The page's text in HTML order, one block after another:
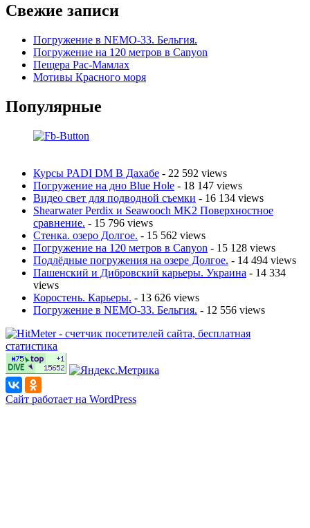
Свежие записи
Погружение в NEMO-33. Бельгия.
Погружение на 120 метров в Canyon
Пещера Рас-Мамлах
Мотивы Красного моря
Популярные
Курсы PADI DM В Дахабе - 22 592 views
Погружение на дно Blue Hole - 18 147 views
Видео свет для подводной съемки - 16 134 views
Shearwater Perdix и Seawooch MK2 Поверхностное
сравнение. - 15 796 views
Стенка. озеро Долгое. - 15 562 views
Погружение на 120 метров в Canyon - 15 128 views
Подлёдные погружения на озере Долгое. - 14 494 views
Пашенский и Дибровский карьеры. Украина - 14 334
views
Коростень. Карьеры. - 13 626 views
Погружение в NEMO-33. Бельгия. - 12 556 views
Сайт работает на WordPress